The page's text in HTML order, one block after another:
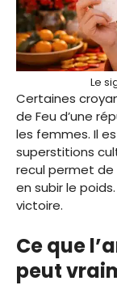
Le
Certaines
de Feu d’une
les femmes. Il
superstitions
recul permet
en subir le
victoire.
Ce que
peut